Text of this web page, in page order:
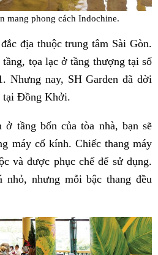
mang phong cách Indochine.
địa thuộc trung tâm Sài Gòn.
tọa lạc ở tầng thượng tại số
Nhưng nay, SH Garden đã dời
tại Đồng Khởi.
ở tầng bốn của tòa nhà, bạn sẽ
máy cổ kính. Chiếc thang máy
và được phục chế để sử dụng.
nhỏ, nhưng mỗi bậc thang đều